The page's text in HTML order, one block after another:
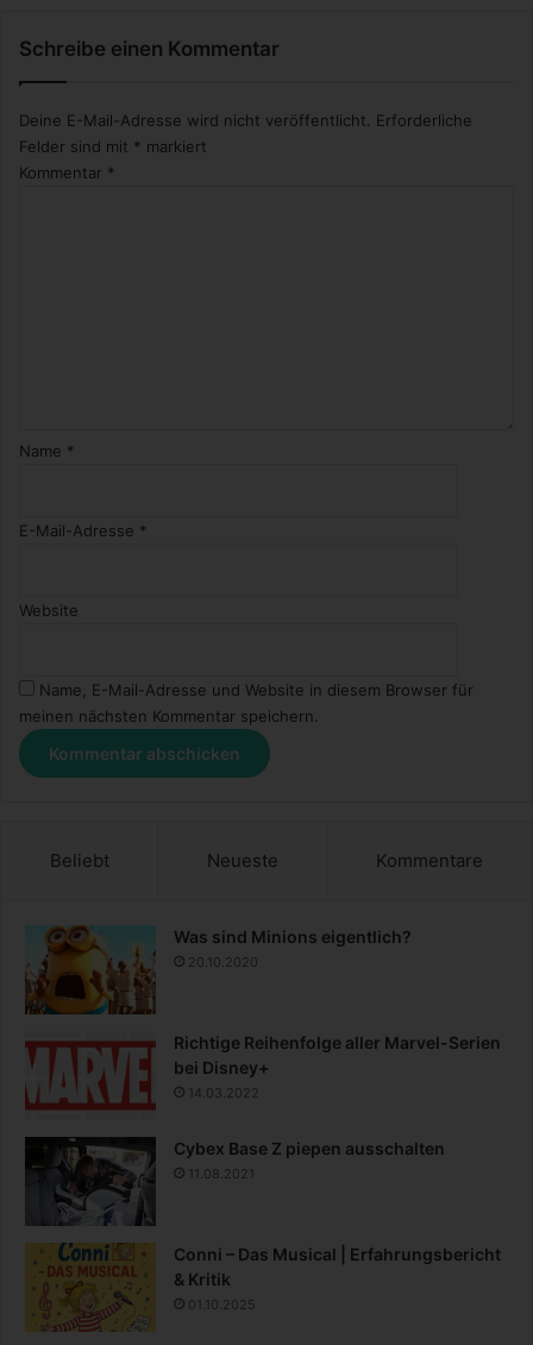
t
t
i
o
n
S
o
r
t
Schreibe einen Kommentar
Deine E-Mail-Adresse wird nicht veröffentlicht. Erforderliche
Felder sind mit * markiert
Kommentar *
Name *
E-Mail-Adresse *
Website
Name, E-Mail-Adresse und Website in diesem Browser für
meinen nächsten Kommentar speichern.
Beliebt Neueste Kommentare
Was sind Minions eigentlich?
20.10.2020
Richtige Reihenfolge aller Marvel-Serien
bei Disney+
14.03.2022
Cybex Base Z piepen ausschalten
11.08.2021
Conni – Das Musical | Erfahrungsbericht
& Kritik
01.10.2025